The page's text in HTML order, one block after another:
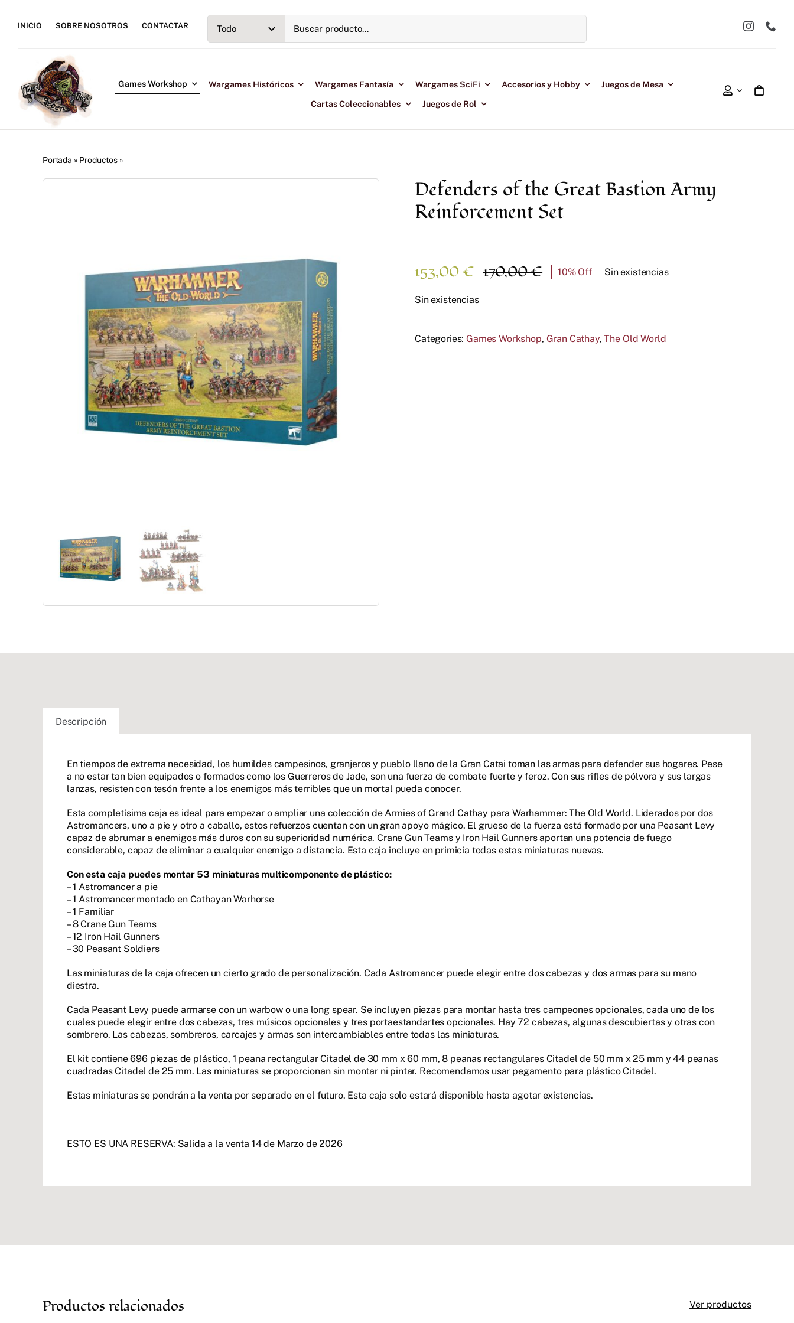
contenido
INICIO SOBRE NOSOTROS CONTACTAR
Games Workshop Wargames Históricos Wargames Fantasía Wargames SciFi Accesorios y Hobby
Juegos de Mesa
Cartas Coleccionables
Juegos de Rol
Portada » Productos»
Defenders of the Great Bastion Army
Reinforcement Set
170,00€El
170,00 €.
153,00 €
El
153,00 €.
10% Off Sin existencias
Sin existencias
Categories:Games Workshop, Gran Cathay,The Old World
Descripción
En tiempos de extrema necesidad, los humildes campesinos, granjeros y pueblo llano de la Gran Catai toman las armas para defender sus hogares. Pese
a no estar tan bien equipados o formados como los Guerreros de Jade, son una fuerza de combate fuerte y feroz. Con sus rifles de pólvora y sus largas
lanzas, resisten con tesón frente a los enemigos más terribles que un mortal pueda conocer.
Esta completísima caja es ideal para empezar o ampliar una colección de Armies of Grand Cathay para Warhammer: The Old World. Liderados por dos
Astromancers, uno a pie y otro a caballo, estos refuerzos cuentan con un gran apoyo mágico. El grueso de la fuerza está formado por una Peasant Levy
capaz de abrumar a enemigos más duros con su superioridad numérica. Crane Gun Teams y Iron Hail Gunners aportan una potencia de fuego
considerable, capaz de eliminar a cualquier enemigo a distancia. Esta caja incluye en primicia todas estas miniaturas nuevas.
Con esta caja puedes montar 53 miniaturas multicomponente de plástico:
– 1 Astromancer a pie
– 1 Astromancer montado en Cathayan Warhorse
– 1 Familiar
– 8 Crane Gun Teams
– 12 Iron Hail Gunners
– 30 Peasant Soldiers
Las miniaturas de la caja ofrecen un cierto grado de personalización. Cada Astromancer puede elegir entre dos cabezas y dos armas para su mano
diestra.
Cada Peasant Levy puede armarse con un warbow o una long spear. Se incluyen piezas para montar hasta tres campeones opcionales, cada uno de los
cuales puede elegir entre dos cabezas, tres músicos opcionales y tres portaestandartes opcionales. Hay 72 cabezas, algunas descubiertas y otras con
sombrero. Las cabezas, sombreros, carcajes y armas son intercambiables entre todas las miniaturas.
El kit contiene 696 piezas de plástico, 1 peana rectangular Citadel de 30 mm x 60 mm, 8 peanas rectangulares Citadel de 50 mm x 25 mm y 44 peanas
cuadradas Citadel de 25 mm. Las miniaturas se proporcionan sin montar ni pintar. Recomendamos usar pegamento para plástico Citadel.
Estas miniaturas se pondrán a la venta por separado en el futuro. Esta caja solo estará disponible hasta agotar existencias.
ESTO ES UNA RESERVA: Salida a la venta 14 de Marzo de 2026
Productos relacionados Ver productos